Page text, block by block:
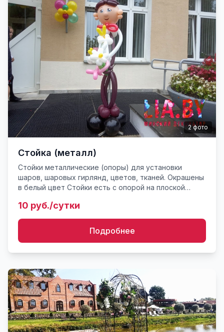
2 фото
Стойка (металл)
Стойки металлические (опоры) для установки
шаров, шаровых гирлянд, цветов, тканей. Окрашены
в белый цвет Стойки есть с опорой на плоской
от 0,5 до ...
10 руб./сутки
Подробнее